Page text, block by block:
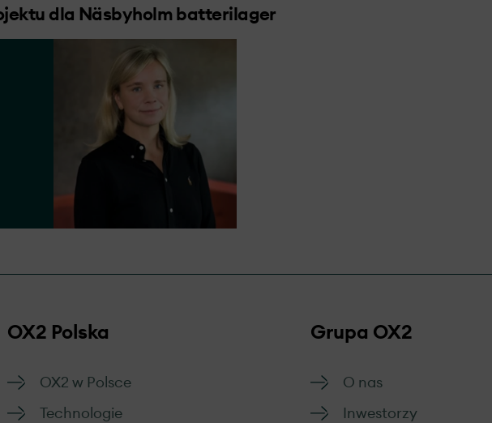
personelu.
nas skargi będą rozpatrywane z szacunkiem, obiektywnie i skutecznie.
Przejdź do formularza
dla Näsbyholm batterilager
OX2 Polska
OX2 w Polsce
Technologie
Grupa OX2
O nas
Inwestorzy